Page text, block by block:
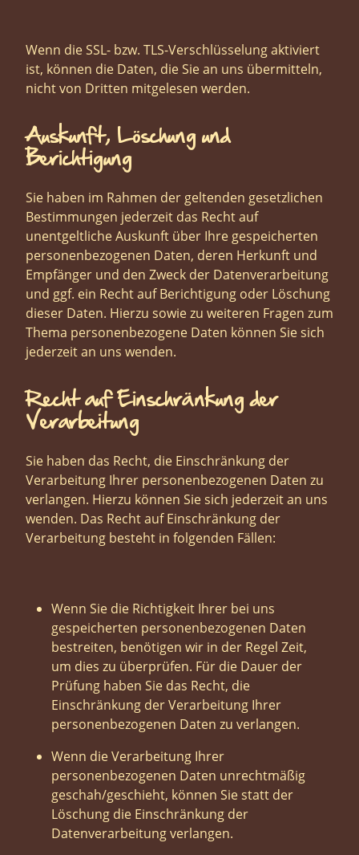
Wenn die SSL- bzw. TLS-Verschlüsselung aktiviert
ist, können die Daten, die Sie an uns übermitteln,
nicht von Dritten mitgelesen werden.
Auskunft, Löschung und
Berichtigung
Sie haben im Rahmen der geltenden gesetzlichen
Bestimmungen jederzeit das Recht auf
unentgeltliche Auskunft über Ihre gespeicherten
personenbezogenen Daten, deren Herkunft und
Empfänger und den Zweck der Datenverarbeitung
und ggf. ein Recht auf Berichtigung oder Löschung
dieser Daten. Hierzu sowie zu weiteren Fragen zum
Thema personenbezogene Daten können Sie sich
jederzeit an uns wenden.
Recht auf Einschränkung der
Verarbeitung
Sie haben das Recht, die Einschränkung der
Verarbeitung Ihrer personenbezogenen Daten zu
verlangen. Hierzu können Sie sich jederzeit an uns
wenden. Das Recht auf Einschränkung der
Verarbeitung besteht in folgenden Fällen:
Wenn Sie die Richtigkeit Ihrer bei uns
gespeicherten personenbezogenen Daten
bestreiten, benötigen wir in der Regel Zeit,
um dies zu überprüfen. Für die Dauer der
Prüfung haben Sie das Recht, die
Einschränkung der Verarbeitung Ihrer
personenbezogenen Daten zu verlangen.
Wenn die Verarbeitung Ihrer
personenbezogenen Daten unrechtmäßig
geschah/geschieht, können Sie statt der
Löschung die Einschränkung der
Datenverarbeitung verlangen.